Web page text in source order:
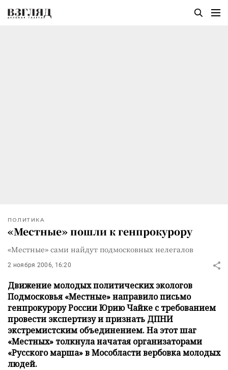
ПОЛИТИКА
«Местные» пошли к генпрокурору
«Местные» сами найдут подмосковных нелегалов
2 ноября 2006, 16:20
Движение молодых политических экологов
Подмосковья «Местные» направило письмо
генпрокурору России Юрию Чайке с требованием
провести экспертизу и признать ДПНИ
экстремистским объединением. На этот шаг
«Местных» толкнула начатая организаторами
«Русского марша» в Мособласти вербовка молодых
людей.